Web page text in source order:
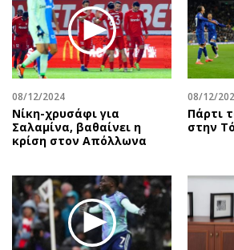
08/12/2024
Νίκη-χρυσάφι για
Σαλαμίνα, βαθαίνει η
κρίση στον Απόλλωνα
08/12/
Πάρτι
στην